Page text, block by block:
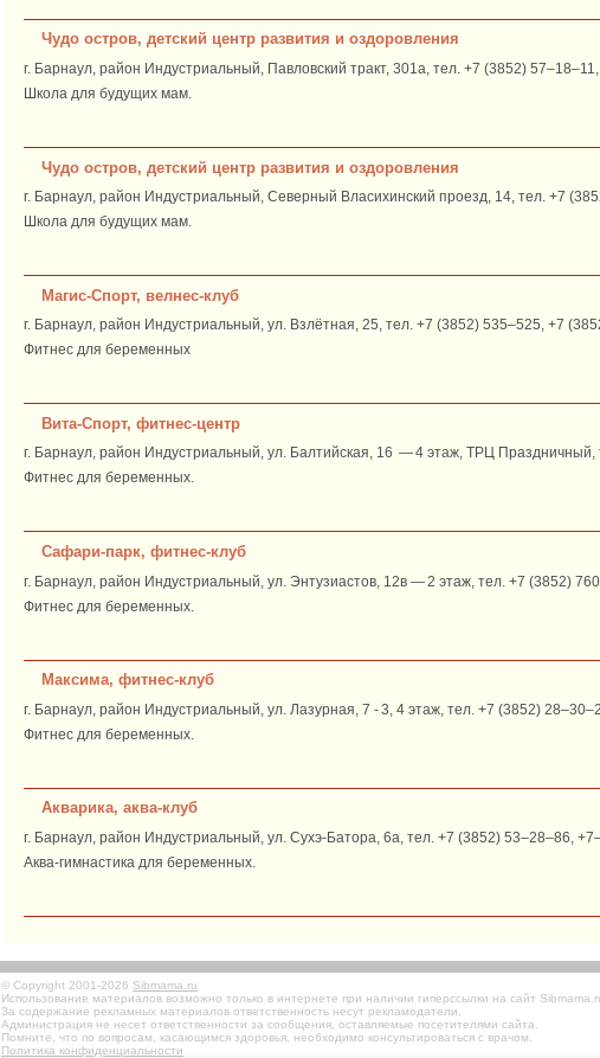
Чудо остров, детский центр развития и оздоровления
г. Барнаул, район Индустриальный, Павловский тракт, 301а, тел. +7 (3852)
Школа для будущих мам.
Чудо остров, детский центр развития и оздоровления
г. Барнаул, район Индустриальный, Северный Власихинский проезд, 14, тел. +7
Школа для будущих мам.
Магис-Спорт, велнес-клуб
г. Барнаул, район Индустриальный, ул. Взлётная, 25, тел. +7 (3852) 535‒525, +7
Фитнес для беременных
Вита-Спорт, фитнес-центр
г. Барнаул, район Индустриальный, ул. Балтийская, 16 — 4 этаж, ТРЦ
Фитнес для беременных.
Сафари-парк, фитнес-клуб
г. Барнаул, район Индустриальный, ул. Энтузиастов, 12в — 2 этаж, тел. +7 (3852)
Фитнес для беременных.
Максима, фитнес-клуб
г. Барнаул, район Индустриальный, ул. Лазурная, 7 - 3, 4 этаж, тел. +7 (3852)
Фитнес для беременных.
Акварика, аква-клуб
г. Барнаул, район Индустриальный, ул. Сухэ-Батора, 6а, тел. +7 (3852) 53–28–86,
Аква-гимнастика для беременных.
© Copyright 2001-2026 Sibmama.ru
Использование материалов возможно только в интернете при наличии гиперссылки на сайт
За содержание рекламных материалов ответственность несут рекламодатели.
Администрация не несет ответственности за сообщения, оставляемые посетителями сайта.
Помните, что по вопросам, касающимся здоровья, необходимо консультироваться с врачом.
Политика конфиденциальности